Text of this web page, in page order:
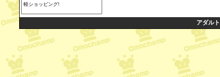
軽ショッピング!
アダル